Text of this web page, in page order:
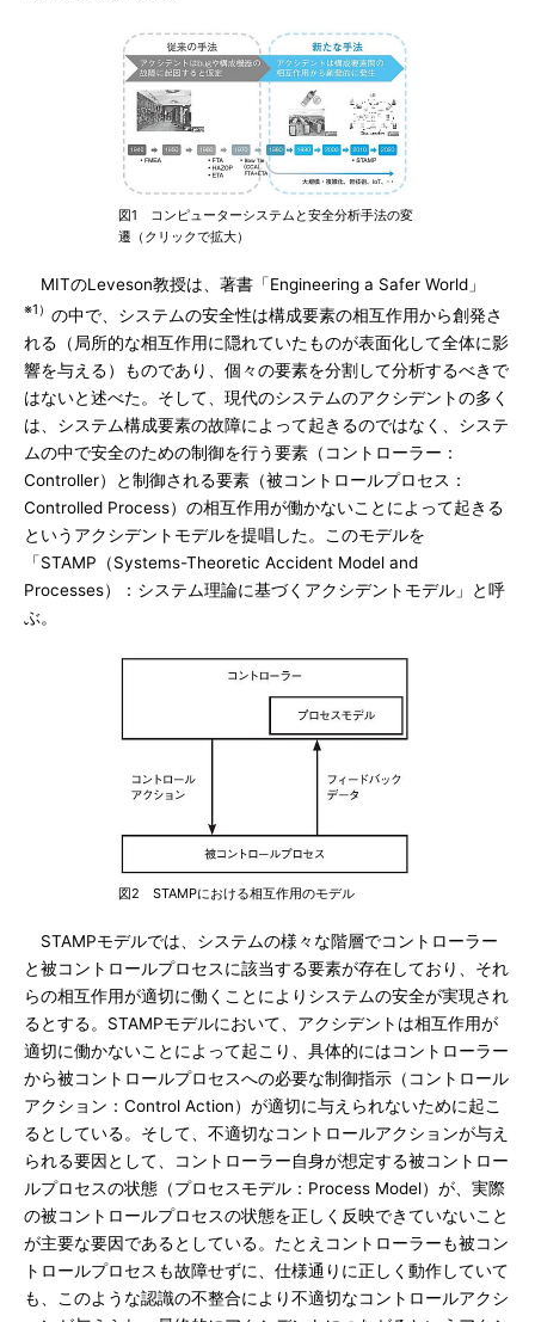
図1 コンピューターシステムと安全分析手法の変
遷（クリックで拡大）
MITのLeveson教授は、著書「Engineering a Safer World」
※1） の中で、システムの安全性は構成要素の相互作用から創発さ
れる（局所的な相互作用に隠れていたものが表面化して全体に影
響を与える）ものであり、個々の要素を分割して分析するべきで
はないと述べた。そして、現代のシステムのアクシデントの多く
は、システム構成要素の故障によって起きるのではなく、システ
ムの中で安全のための制御を行う要素（コントローラー：
Controller）と制御される要素（被コントロールプロセス：
Controlled Process）の相互作用が働かないことによって起きる
というアクシデントモデルを提唱した。このモデルを
「STAMP（Systems-Theoretic Accident Model and
Processes）：システム理論に基づくアクシデントモデル」と呼
ぶ。
図2 STAMPにおける相互作用のモデル
STAMPモデルでは、システムの様々な階層でコントローラー
と被コントロールプロセスに該当する要素が存在しており、それ
らの相互作用が適切に働くことによりシステムの安全が実現され
るとする。STAMPモデルにおいて、アクシデントは相互作用が
適切に働かないことによって起こり、具体的にはコントローラー
から被コントロールプロセスへの必要な制御指示（コントロール
アクション：Control Action）が適切に与えられないために起こ
るとしている。そして、不適切なコントロールアクションが与え
られる要因として、コントローラー自身が想定する被コントロー
ルプロセスの状態（プロセスモデル：Process Model）が、実際
の被コントロールプロセスの状態を正しく反映できていないこと
が主要な要因であるとしている。たとえコントローラーも被コン
トロールプロセスも故障せずに、仕様通りに正しく動作していて
も、このような認識の不整合により不適切なコントロールアクシ